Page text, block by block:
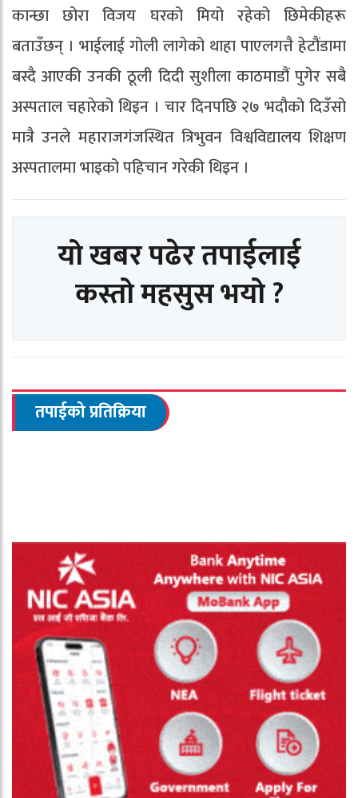
कान्छा छोरा विजय घरको मियो रहेको छिमेकीहरू
बताउँछन् । भाईलाई गोली लागेको थाहा पाएलगत्तै हेटौंडामा
बस्दै आएकी उनकी ठूली दिदी सुशीला काठमाडौं पुगेर सबै
अस्पताल चहारेको थिइन । चार दिनपछि २७ भदौको दिउँसो
मात्रै उनले महाराजगंजस्थित त्रिभुवन विश्वविद्यालय शिक्षण
अस्पतालमा भाइको पहिचान गरेकी थिइन ।
यो खबर पढेर तपाईलाई
कस्तो महसुस भयो ?
तपाईको प्रतिक्रिया